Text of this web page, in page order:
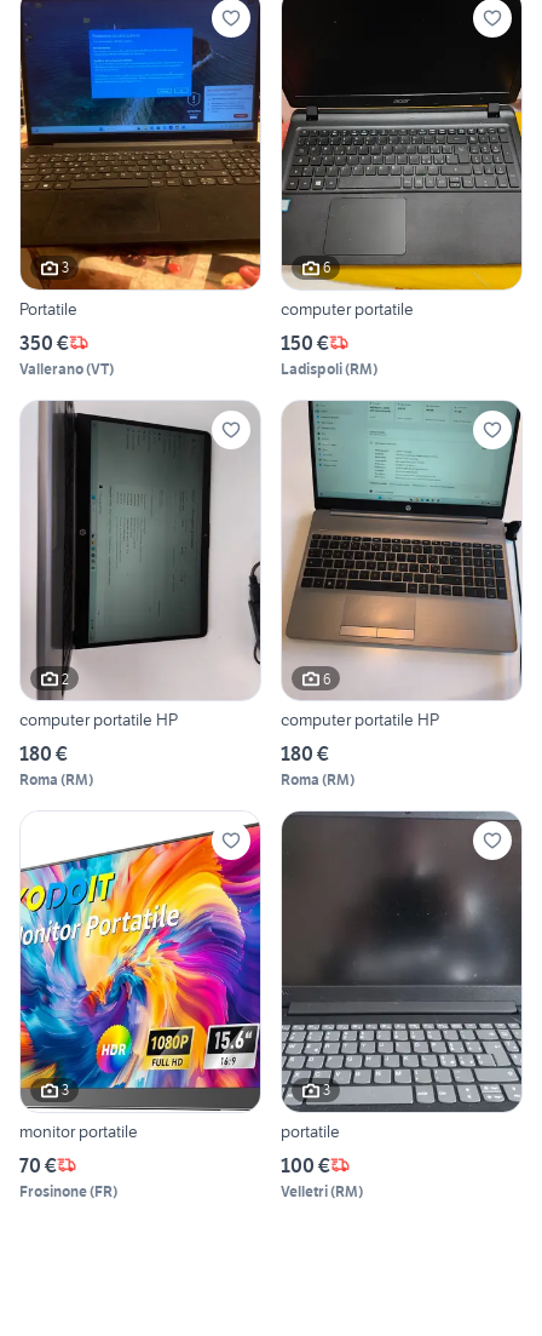
3
Portatile
350 €
Vallerano(VT)
6
computer portatile
150 €
Ladispoli(RM)
2
computer portatile HP
180 €
Roma (RM)
6
computer portatile HP
180 €
Roma (RM)
3
monitor portatile
70 €
Frosinone(FR)
3
portatile
100 €
Velletri(RM)